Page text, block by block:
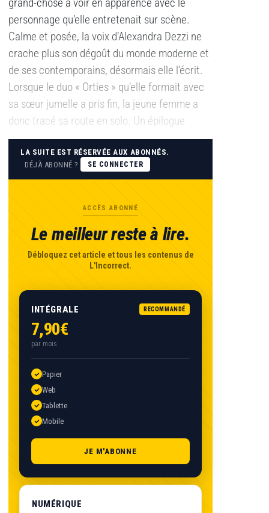
grand-chose à voir en apparence avec le
personnage qu’elle entretenait sur scène.
Calme et posée, la voix d’Alexandra Dezzi ne
crache plus son dégoût du monde moderne et
de ses contemporains, désormais elle l’écrit.
Lorsque le duo « Orties » qu’elle formait avec
sa sœur jumelle a pris fin, la jeune femme a
donc tracé sa route en solo. Un épilogue
LA SUITE EST RÉSERVÉE AUX ABONNÉS.
DÉJÀ ABONNÉ ?
SE CONNECTER
ACCÈS ABONNÉ
Le meilleur reste à lire.
Débloquez cet article et tous les contenus de
L'Incorrect.
INTÉGRALE RECOMMANDÉ
7,90€
par mois
Papier
Web
Tablette
Mobile
JE M'ABONNE
NUMÉRIQUE